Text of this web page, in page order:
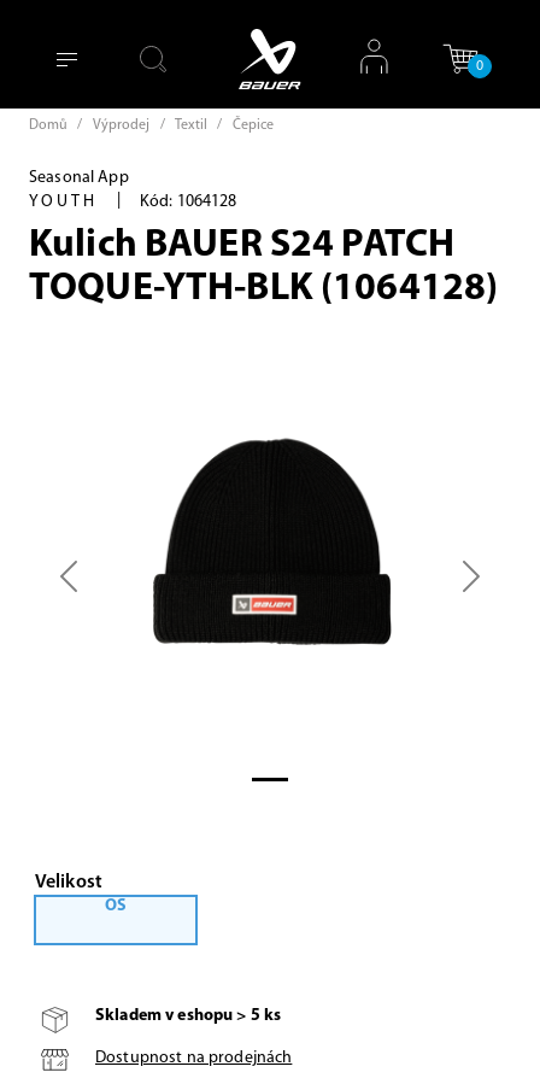
0
Domů / Výprodej / Textil / Čepice
Seasonal App
YOUTH
Kód: 1064128
Kulich BAUER S24 PATCH
TOQUE-YTH-BLK (1064128)
Previous Next
Velikost
OS
Skladem v eshopu > 5 ks
Dostupnost na prodejnách